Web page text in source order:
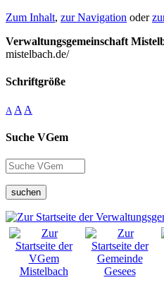
Zum Inhalt, zur Navigation oder
Verwaltungsgemeinschaft
mistelbach.de/
Schriftgröße
A A A
Suche VGem
suchen